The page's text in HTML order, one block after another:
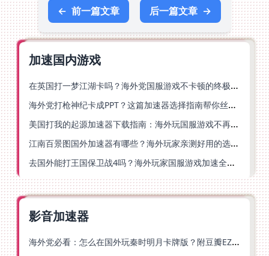
← 前一篇文章 后一篇文章 →
加速国内游戏
在英国打一梦江湖卡吗？海外党国服游戏不卡顿的终极解法
海外党打枪神纪卡成PPT？这篇加速器选择指南帮你丝滑上分
美国打我的起源加速器下载指南：海外玩国服游戏不再卡的终极方案
江南百景图国外加速器有哪些？海外玩家亲测好用的选择与避坑指南
去国外能打王国保卫战4吗？海外玩家国服游戏加速全攻略（附公主连结幻想江湖实测）
影音加速器
海外党必看：怎么在国外玩秦时明月卡牌版？附豆瓣EZCast地区限制破解法